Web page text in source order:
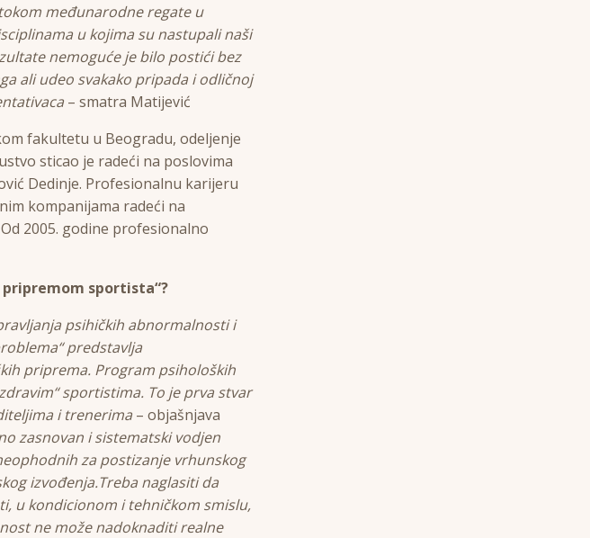
međunarodne regate u
u kojima su nastupali naši
nemoguće je bilo postići bez
ali udeo svakako pripada i odličnoj
– smatra Matijević
fakultetu u Beogradu, odeljenje
sticao je radeći na poslovima
Dedinje. Profesionalnu karijeru
kompanijama radeći na
2005. godine profesionalno
sportista“?
psihičkih abnormalnosti i
predstavlja
priprema. Program psiholoških
sportistima. To je prva stvar
i trenerima – objašnjava
zasnovan i sistematski vodjen
za postizanje vrhunskog
izvođenja.Treba naglasiti da
u kondicionom i tehničkom smislu,
ne može nadoknaditi realne